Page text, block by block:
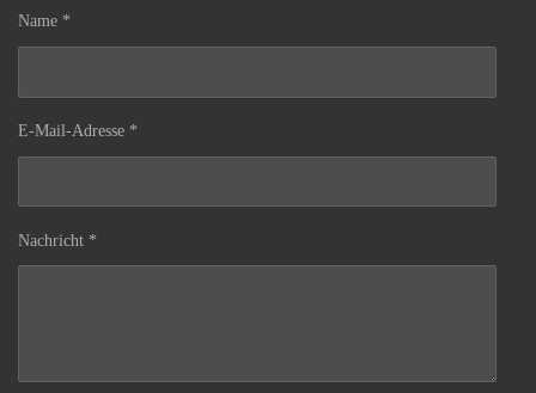
Name *
E-Mail-Adresse *
Nachricht *